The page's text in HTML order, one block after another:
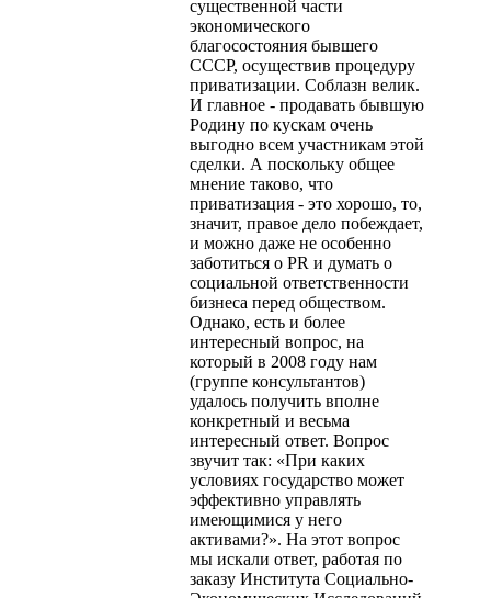
существенной части
экономического
благосостояния бывшего
СССР, осуществив процедуру
приватизации. Соблазн велик.
И главное - продавать бывшую
Родину по кускам очень
выгодно всем участникам этой
сделки. А поскольку общее
мнение таково, что
приватизация - это хорошо, то,
значит, правое дело побеждает,
и можно даже не особенно
заботиться о PR и думать о
социальной ответственности
бизнеса перед обществом.
Однако, есть и более
интересный вопрос, на
который в 2008 году нам
(группе консультантов)
удалось получить вполне
конкретный и весьма
интересный ответ. Вопрос
звучит так: «При каких
условиях государство может
эффективно управлять
имеющимися у него
активами?». На этот вопрос
мы искали ответ, работая по
заказу Института Социально-